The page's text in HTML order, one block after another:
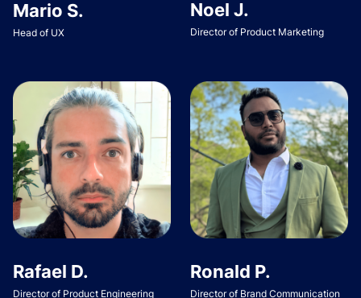
Mario S.
Head of UX
Noel J.
Director of Product Marketing
Rafael D.
Director of Product Engineering
Ronald P.
Director of Brand Communication